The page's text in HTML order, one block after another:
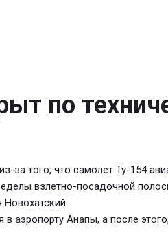
по
за того, что самолет Ту-154
взлетно-посадочной
аэропорту Анапы, а после